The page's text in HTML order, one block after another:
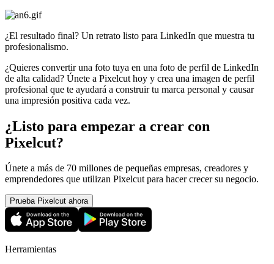
¿El resultado final? Un retrato listo para LinkedIn que muestra tu
profesionalismo.
¿Quieres convertir una foto tuya en una foto de perfil de LinkedIn
de alta calidad? Únete a Pixelcut hoy y crea una imagen de perfil
profesional que te ayudará a construir tu marca personal y causar
una impresión positiva cada vez.
¿Listo para empezar a crear con
Pixelcut?
Únete a más de 70 millones de pequeñas empresas, creadores y
emprendedores que utilizan Pixelcut para hacer crecer su negocio.
Prueba Pixelcut ahora
Herramientas